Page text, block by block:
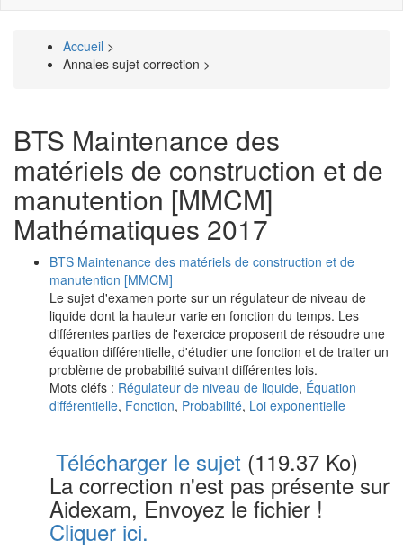
Fil
Accueil >
Annales sujet correction >
BTS Maintenance des
matériels de construction et de
manutention [MMCM]
Mathématiques 2017
BTS Maintenance des matériels de construction et de
manutention [MMCM]
Le sujet d'examen porte sur un régulateur de niveau de
liquide dont la hauteur varie en fonction du temps. Les
différentes parties de l'exercice proposent de résoudre une
équation différentielle, d'étudier une fonction et de traiter un
problème de probabilité suivant différentes lois.
Mots cléfs : Régulateur de niveau de liquide, Équation
différentielle, Fonction, Probabilité, Loi exponentielle
Télécharger le sujet (119.37 Ko)
La correction n'est pas présente sur
Aidexam, Envoyez le fichier !
Cliquer ici.